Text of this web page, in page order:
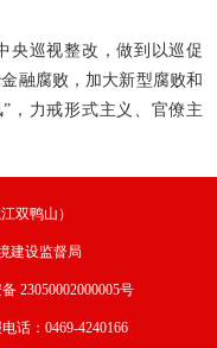
央巡视整改，做到以巡促
融腐败，加大新型腐败和
，力戒形式主义、官僚主
双鸭山）
建设监督局
23050002000005号
话：0469-4240166